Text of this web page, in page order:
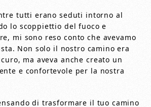
tutti erano seduti intorno al
lo scoppiettio del fuoco e
mi sono reso conto che avevamo
Non solo il nostro camino era
ma aveva anche creato un
e confortevole per la nostra
di trasformare il tuo camino